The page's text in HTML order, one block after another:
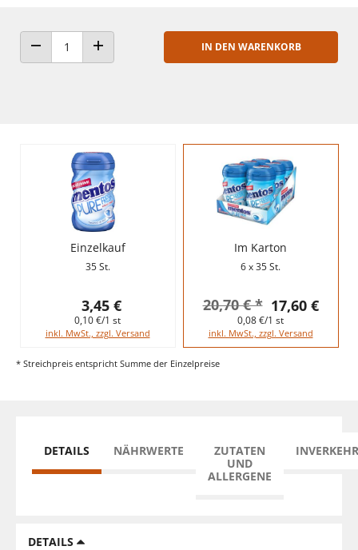
ANZAHL VERRINGERNANZAHL ERHÖHEN
IN DEN WARENKORB
Einzelkauf
35 St.
3,45 €
0,10 €/1 st
inkl. MwSt., zzgl. Versand
Im Karton
6 x 35 St.
17,60 €
20,70 € *
0,08 €/1 st
inkl. MwSt., zzgl. Versand
* Streichpreis entspricht Summe der Einzelpreise
DETAILS NÄHRWERTE
ZUTATEN
UND
ALLERGENE
DETAILS